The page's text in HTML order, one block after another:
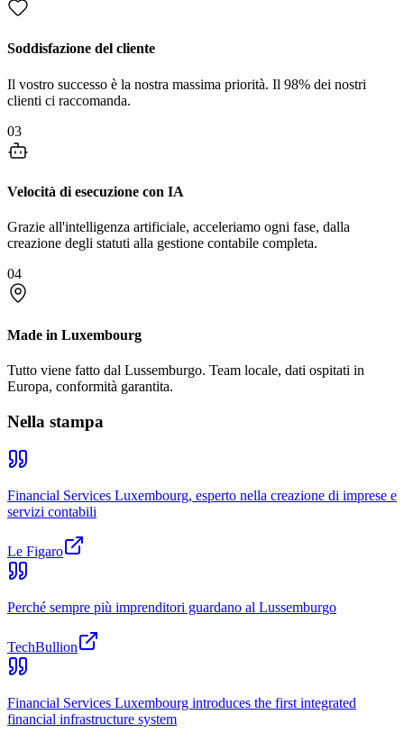
Soddisfazione del cliente
Il vostro successo è la nostra massima priorità. Il 98% dei nostri
clienti ci raccomanda.
03
Velocità di esecuzione con IA
Grazie all'intelligenza artificiale, acceleriamo ogni fase, dalla
creazione degli statuti alla gestione contabile completa.
04
Made in Luxembourg
Tutto viene fatto dal Lussemburgo. Team locale, dati ospitati in
Europa, conformità garantita.
Nella stampa
Financial Services Luxembourg, esperto nella creazione di imprese e
servizi contabili
Le Figaro
Perché sempre più imprenditori guardano al Lussemburgo
TechBullion
Financial Services Luxembourg introduces the first integrated
financial infrastructure system